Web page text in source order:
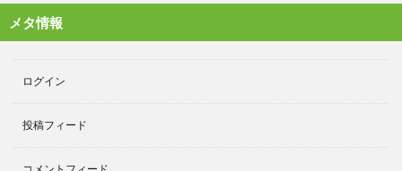
メタ情報
ログイン
投稿フィード